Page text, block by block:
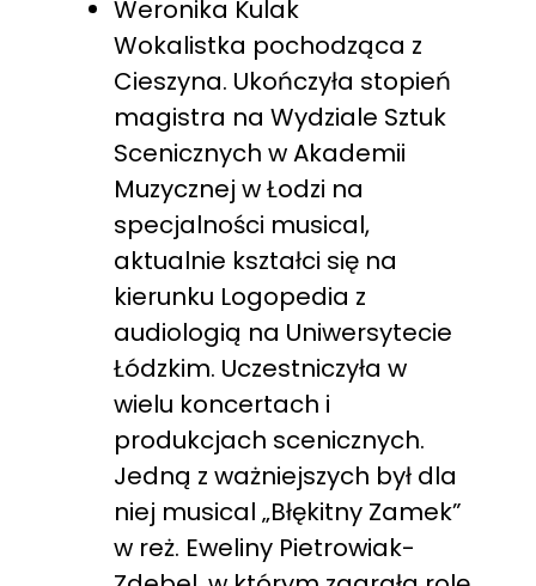
Weronika Kulak
Wokalistka pochodząca z
Cieszyna. Ukończyła stopień
magistra na Wydziale Sztuk
Scenicznych w Akademii
Muzycznej w Łodzi na
specjalności musical,
aktualnie kształci się na
kierunku Logopedia z
audiologią na Uniwersytecie
Łódzkim. Uczestniczyła w
wielu koncertach i
produkcjach scenicznych.
Jedną z ważniejszych był dla
niej musical „Błękitny Zamek”
w reż. Eweliny Pietrowiak-